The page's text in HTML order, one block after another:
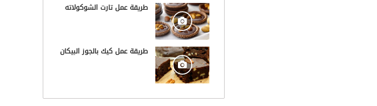
طريقة عمل تارت الشوكولاته
طريقة عمل كيك بالجوز البيكان